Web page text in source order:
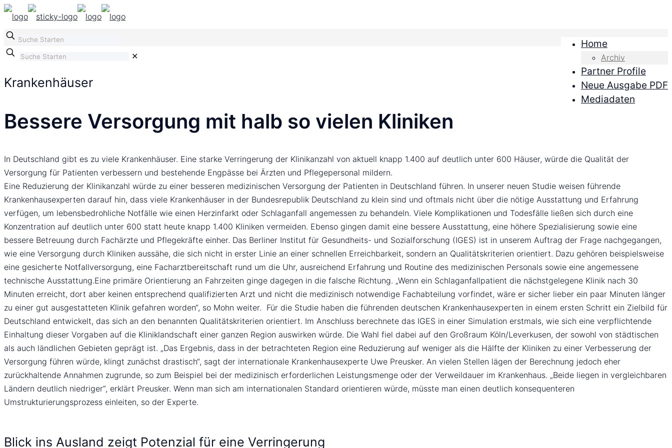
Home
Archiv
Partner Profile
Neue Ausgabe PDF
Mediadaten
✕
Krankenhäuser
Bessere Versorgung mit halb so vielen Kliniken
In Deutschland gibt es zu viele Krankenhäuser. Eine starke Verringerung der Klinikanzahl von aktuell knapp 1.400 auf deutlich unter 600 Häuser, würde die Qualität der
Versorgung für Patienten verbessern und bestehende Engpässe bei Ärzten und Pflegepersonal mildern.
Eine Reduzierung der Klinikanzahl würde zu einer besseren medizinischen Versorgung der Patienten in Deutschland führen. In unserer neuen Studie weisen führende
Krankenhausexperten darauf hin, dass viele Krankenhäuser in der Bundesrepublik Deutschland zu klein sind und oftmals nicht über die nötige Ausstattung und Erfahrung
verfügen, um lebensbedrohliche Notfälle wie einen Herzinfarkt oder Schlaganfall angemessen zu behandeln. Viele Komplikationen und Todesfälle ließen sich durch eine
Konzentration auf deutlich unter 600 statt heute knapp 1.400 Kliniken vermeiden. Ebenso gingen damit eine bessere Ausstattung, eine höhere Spezialisierung sowie eine
bessere Betreuung durch Fachärzte und Pflegekräfte einher. Das Berliner Institut für Gesundheits- und Sozialforschung (IGES) ist in unserem Auftrag der Frage nachgegangen,
wie eine Versorgung durch Kliniken aussähe, die sich nicht in erster Linie an einer schnellen Erreichbarkeit, sondern an Qualitätskriterien orientiert. Dazu gehören beispielsweise
eine gesicherte Notfallversorgung, eine Facharztbereitschaft rund um die Uhr, ausreichend Erfahrung und Routine des medizinischen Personals sowie eine angemessene
technische Ausstattung.Eine primäre Orientierung an Fahrzeiten ginge dagegen in die falsche Richtung. „Wenn ein Schlaganfallpatient die nächstgelegene Klinik nach 30
Minuten erreicht, dort aber keinen entsprechend qualifizierten Arzt und nicht die medizinisch notwendige Fachabteilung vorfindet, wäre er sicher lieber ein paar Minuten länger
zu einer gut ausgestatteten Klinik gefahren worden“, so Mohn weiter. Für die Studie haben die führenden deutschen Krankenhausexperten in einem ersten Schritt ein Zielbild für
Deutschland entwickelt, das sich an den benannten Qualitätskriterien orientiert. Im Anschluss berechnete das IGES in einer Simulation erstmals, wie sich eine verpflichtende
Einhaltung dieser Vorgaben auf die Kliniklandschaft einer ganzen Region auswirken würde. Die Wahl fiel dabei auf den Großraum Köln/Leverkusen, der sowohl von städtischen
als auch ländlichen Gebieten geprägt ist. „Das Ergebnis, dass in der betrachteten Region eine Reduzierung auf weniger als die Hälfte der Kliniken zu einer Verbesserung der
Versorgung führen würde, klingt zunächst drastisch“, sagt der internationale Krankenhausexperte Uwe Preusker. An vielen Stellen lägen der Berechnung jedoch eher
zurückhaltende Annahmen zugrunde, so zum Beispiel bei der medizinisch erforderlichen Leistungsmenge oder der Verweildauer im Krankenhaus. „Beide liegen in vergleichbaren
Ländern deutlich niedriger“, erklärt Preusker. Wenn man sich am internationalen Standard orientieren würde, müsste man einen deutlich konsequenteren
Umstrukturierungsprozess einleiten, so der Experte.
Blick ins Ausland zeigt Potenzial für eine Verringerung